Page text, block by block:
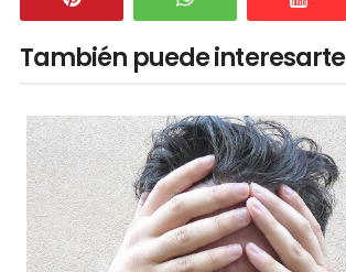
También puede interesarte